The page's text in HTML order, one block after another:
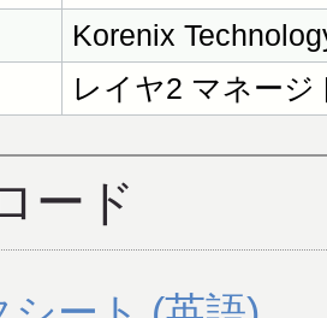
Korenix
レイヤ2 マネージ
ード